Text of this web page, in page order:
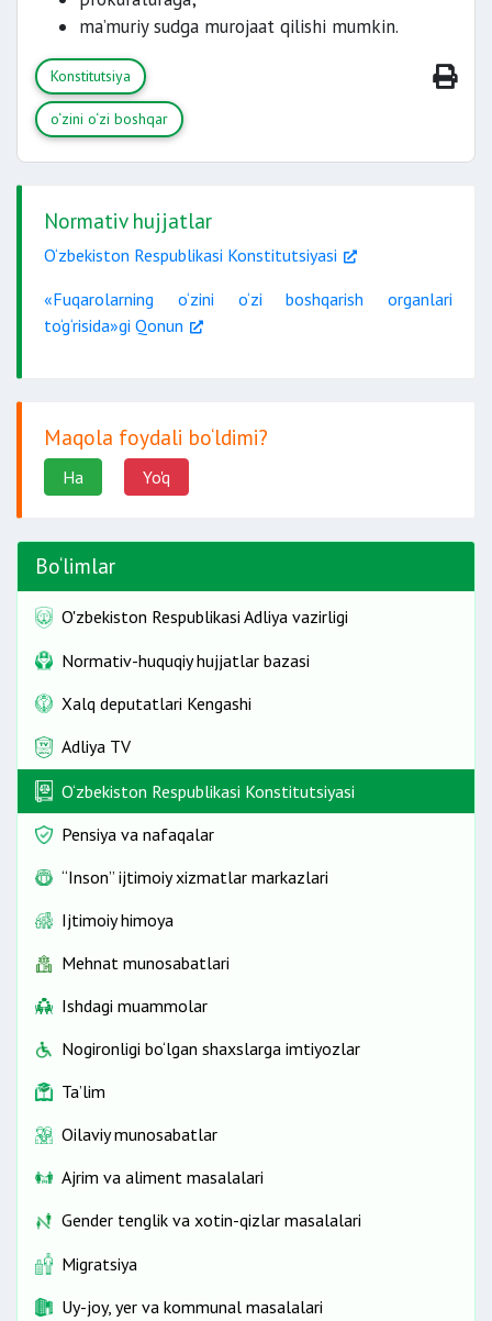
ma’muriy sudga murojaat qilishi mumkin.
Konstitutsiya
o‘zini o‘zi boshqar
Normativ hujjatlar
O‘zbekiston Respublikasi Konstitutsiyasi
«Fuqarolarning o‘zini o‘zi boshqarish organlari
to‘g‘risida»gi Qonun
Maqola foydali bo‘ldimi?
Ha Yo'q
Bo‘limlar
O'zbekiston Respublikasi Adliya vazirligi
Normativ-huquqiy hujjatlar bazasi
Xalq deputatlari Kengashi
Adliya TV
O‘zbekiston Respublikasi Konstitutsiyasi
Pensiya va nafaqalar
“Inson” ijtimoiy xizmatlar markazlari
Ijtimoiy himoya
Mehnat munosabatlari
Ishdagi muammolar
Nogironligi bo‘lgan shaxslarga imtiyozlar
Ta’lim
Oilaviy munosabatlar
Ajrim va aliment masalalari
Gender tenglik va xotin-qizlar masalalari
Migratsiya
Uy-joy, yer va kommunal masalalari